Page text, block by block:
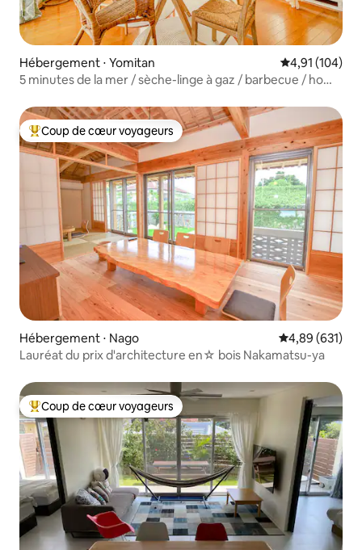
Hébergement ⋅ Yomitan Évaluation
4,91 (104)
5 minutes de la mer / sèche-linge à gaz / barbecue / home
Coups de cœur voyageurs les plus appréciés
Coup de cœur voyageurs
Hébergement ⋅ Nago Évaluation
4,89 (631)
Lauréat du prix d'architecture en☆ bois Nakamatsu-ya
Coups de cœur voyageurs les plus appréciés
Coup de cœur voyageurs